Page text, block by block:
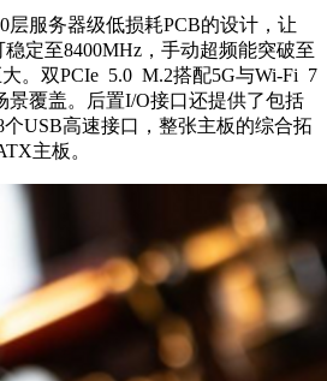
服务器级低损耗PCB的设计，让
定至8400MHz，手动超频能突破至
。双PCIe 5.0 M.2搭配5G与Wi-Fi 7
景覆盖。后置I/O接口还提供了包括
USB高速接口，整张主板的综合拓
主板。